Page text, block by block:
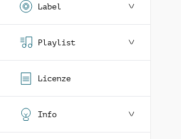
Label
Playlist
Licenze
Info